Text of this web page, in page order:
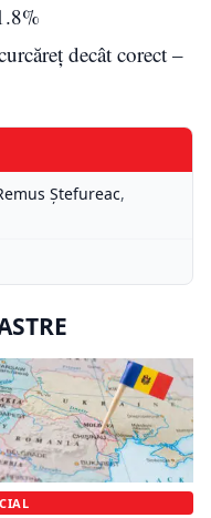
decât corect –
Ștefureac,